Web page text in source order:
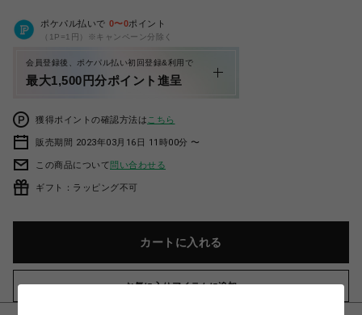
ポケパル払いで 0〜0ポイント
（1P=1円）※キャンペーン分除く
会員登録後、ポケパル払い初回登録&利用で
最大1,500円分ポイント進呈
獲得ポイントの確認方法は こちら
販売期間 2023年03月16日 11時00分 〜
この商品について問い合わせる
ギフト：ラッピング不可
カートに入れる
お気に入りアイテムに追加